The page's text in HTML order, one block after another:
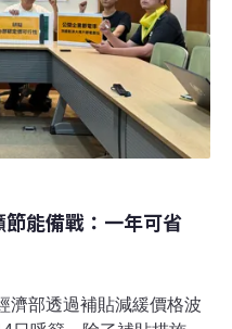
能備戰：一年可省
濟部透過補貼減緩價格波